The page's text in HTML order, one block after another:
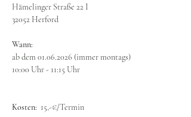
Hämelinger Straße 22 I
32052 Herford
Wann:
ab dem 01.06.2026 (immer montags)
10:00 Uhr - 11:15 Uhr
Kosten: 15,-€/Termin